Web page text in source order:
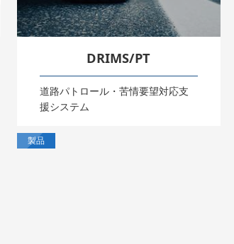
DRIMS/PT
道路パトロール・苦情要望対応支
援システム
製品